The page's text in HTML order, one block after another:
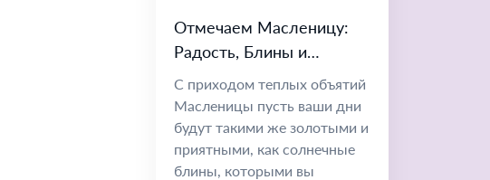
Отмечаем Масленицу:
Радость, Блины и
Весеннее Обновление
С приходом теплых объятий
Масленицы пусть ваши дни
будут такими же золотыми и
приятными, как солнечные
блины, которыми вы